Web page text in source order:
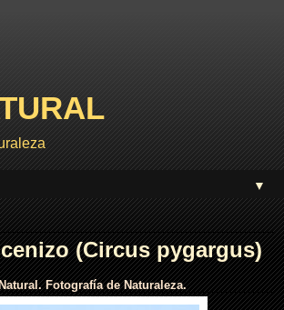
▼
(Circus pygargus)
Fotografía de Naturaleza.